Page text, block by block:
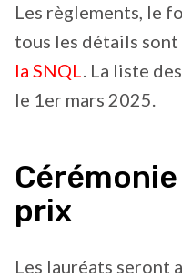
Les règlements, le
tous les détails
la SNQL. La liste
le 1er mars 2025.
prix
Les lauréats seront